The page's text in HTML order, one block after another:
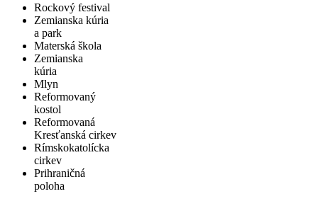
Rockový festival
Zemianska kúria
a park
Materská škola
Zemianska
kúria
Mlyn
Reformovaný
kostol
Reformovaná
Kresťanská cirkev
Rímskokatolícka
cirkev
Prihraničná
poloha